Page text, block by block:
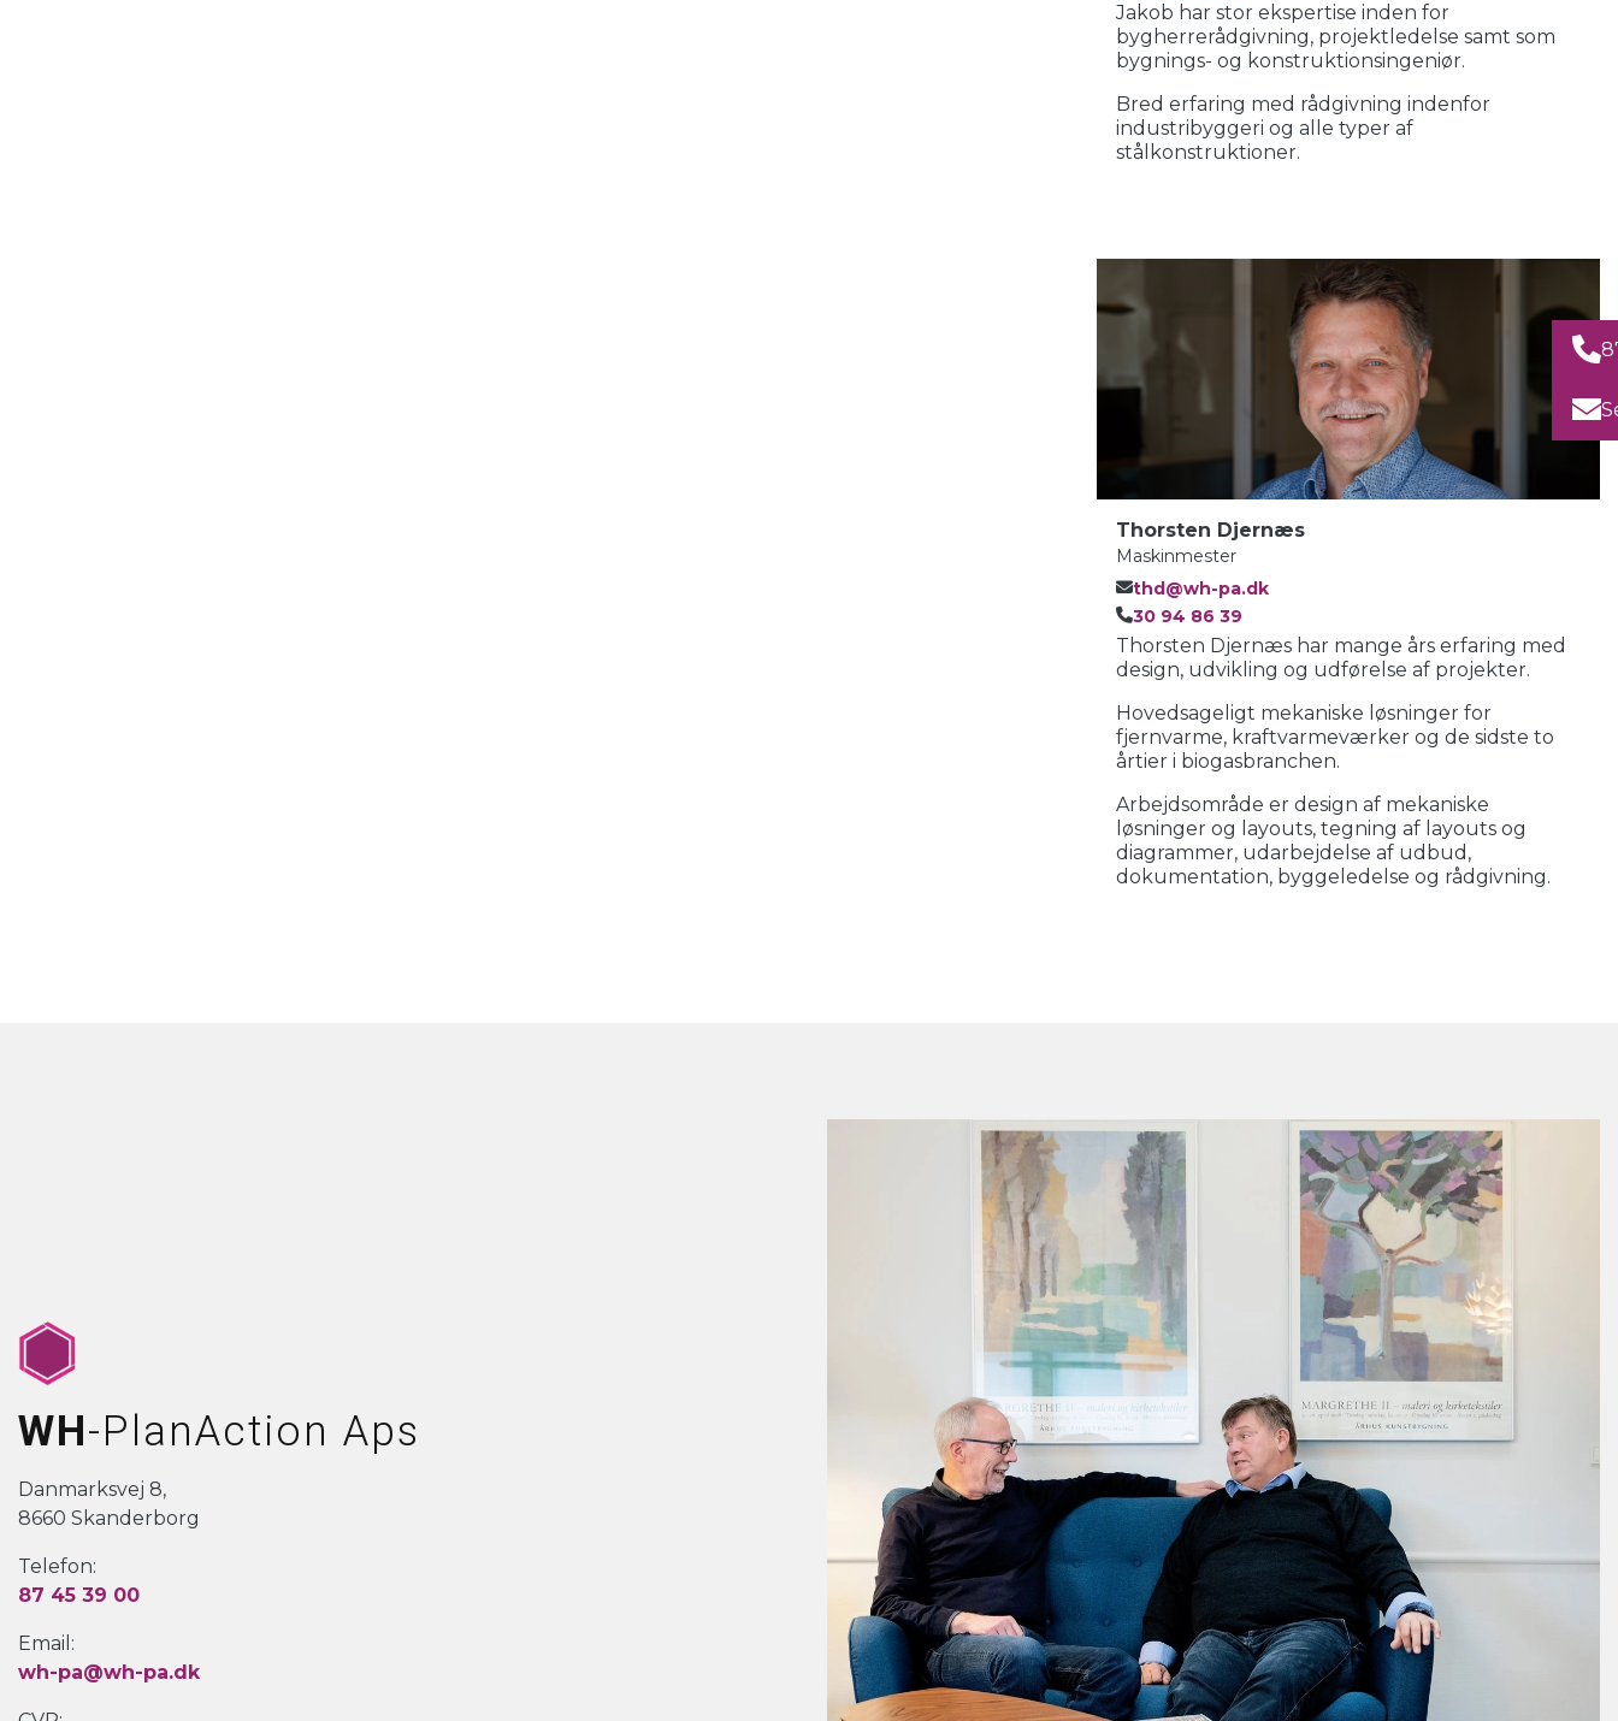
Jakob har stor ekspertise inden for
bygherrerådgivning, projektledelse samt som
bygnings- og konstruktionsingeniør.
Bred erfaring med rådgivning indenfor
industribyggeri og alle typer af
stålkonstruktioner.
Thorsten Djernæs
Maskinmester
thd@wh-pa.dk
30 94 86 39
Thorsten Djernæs har mange års erfaring med
design, udvikling og udførelse af projekter.
Hovedsageligt mekaniske løsninger for
fjernvarme, kraftvarmeværker og de sidste to
årtier i biogasbranchen.
Arbejdsområde er design af mekaniske
løsninger og layouts, tegning af layouts og
diagrammer, udarbejdelse af udbud,
dokumentation, byggeledelse og rådgivning.
WH-PlanAction Aps
Danmarksvej 8,
8660 Skanderborg
Telefon:
87 45 39 00
Email:
wh-pa@wh-pa.dk